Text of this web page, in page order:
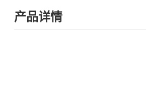
产品详情